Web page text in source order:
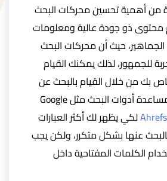
من أهمية تحسين محركات البحث
محتوى ذو جودة عالية ومعلومات
حيث أن محركات البحث
للجمهور، لذلك يمكنك القيام
بك من خلال القيام بالبحث عن
الكلمات المفتاحية بمساعدة أدوات البحث مثل Google
Ahrefsلكي يظهر لك أكثر العبارات
عنها بشكل متكرر، ولكن يجب
الكلمات المفتاحية داخل